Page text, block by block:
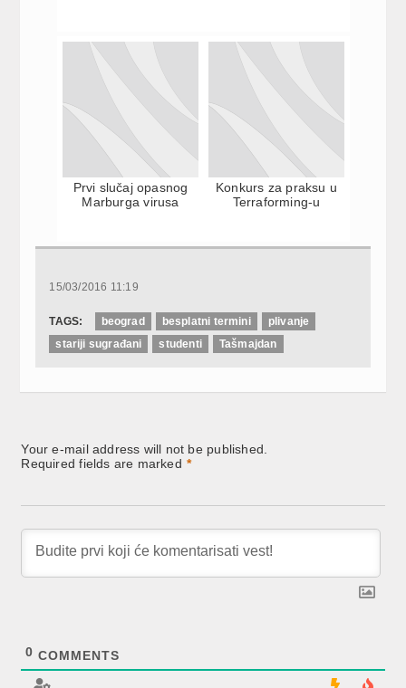
Prvi slučaj opasnog
Marburga virusa
Konkurs za praksu u
Terraforming-u
15/03/2016 11:19
TAGS: beograd besplatni termini
plivanje
stariji sugrađani
studenti Tašmajdan
Your e-mail address will not be published.
Required fields are marked *
0 COMMENTS